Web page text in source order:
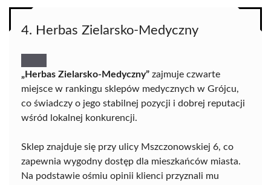
4. Herbas Zielarsko-Medyczny
„Herbas Zielarsko-Medyczny” zajmuje czwarte
miejsce w rankingu sklepów medycznych w Grójcu,
co świadczy o jego stabilnej pozycji i dobrej reputacji
wśród lokalnej konkurencji.
Sklep znajduje się przy ulicy Mszczonowskiej 6, co
zapewnia wygodny dostęp dla mieszkańców miasta.
Na podstawie ośmiu opinii klienci przyznali mu